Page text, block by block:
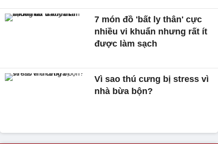
7 món đồ 'bất ly thân' cực
nhiều vi khuẩn nhưng rất ít
được làm sạch
Vì sao thú cưng bị stress vì
nhà bừa bộn?